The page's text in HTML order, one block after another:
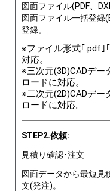
図面ファイル(PDF、
図面ファイル一括登録
登録。
※ファイル形式｢.pdf｣
対応。
※三次元(3D)CADデ
ロードに対応。
※二次元(2D)CADデ
ロードに対応。
STEP2.依頼:
見積り確認･注文
図面データから最短見
文(発注)。